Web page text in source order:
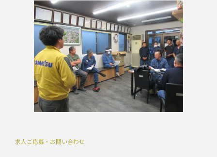
求人ご応募・お問い合わせ